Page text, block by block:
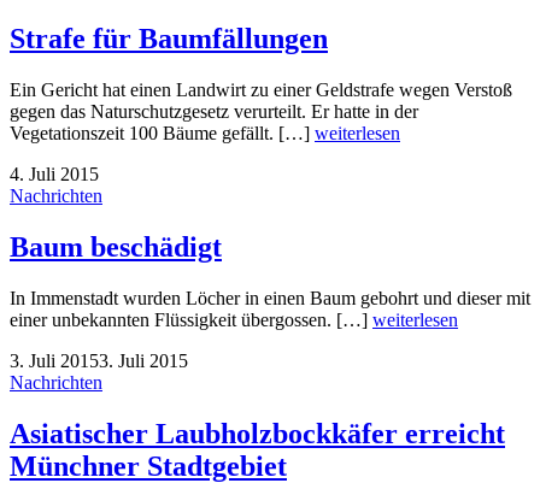
Strafe für Baumfällungen
Ein Gericht hat einen Landwirt zu einer Geldstrafe wegen Verstoß
gegen das Naturschutzgesetz verurteilt. Er hatte in der
Vegetationszeit 100 Bäume gefällt. […] weiterlesen
4. Juli 2015
Nachrichten
Baum beschädigt
In Immenstadt wurden Löcher in einen Baum gebohrt und dieser mit
einer unbekannten Flüssigkeit übergossen. […] weiterlesen
3. Juli 20153. Juli 2015
Nachrichten
Asiatischer Laubholzbockkäfer erreicht
Münchner Stadtgebiet